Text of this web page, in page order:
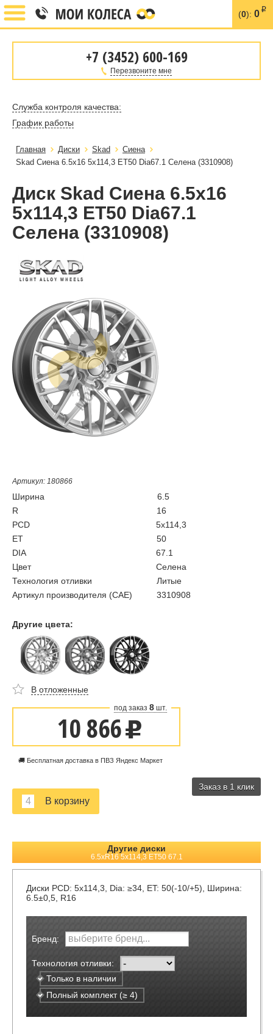
(0): 0 i
+7 (3452) 600-169
Перезвоните мне
Служба контроля качества:
График работы
Главная Диски Skad
Сиена
Skad Сиена 6.5x16 5x114,3 ET50 Dia67.1 Селена (3310908)
Диск Skad Сиена 6.5x16
5x114,3 ET50 Dia67.1
Селена (3310908)
Артикул: 180866
Ширина
6.5
R
16
PCD
5x114,3
ET
50
DIA
67.1
Цвет
Селена
Технология отливки
Литые
Артикул производителя (CAE)
3310908
Другие цвета:
В отложенные
под заказ 8 шт.
10 866u
🚚 Бесплатная доставка в ПВЗ Яндекс Маркет
Заказ в 1 клик
Другие диски
6.5xR16 5x114,3 ET50 67.1
Диски PCD: 5x114,3, Dia: ≥34, ET: 50(-10/+5), Ширина:
6.5±0,5, R16
Бренд:
Технология отливки:
Только в наличии
Полный комплект (≥ 4)